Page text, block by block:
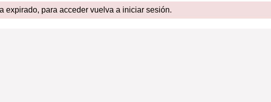
expirado, para acceder vuelva a iniciar sesión.